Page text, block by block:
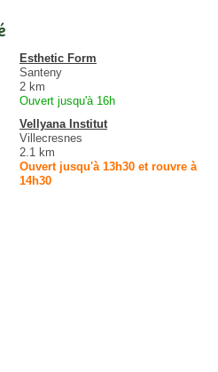
Esthetic Form
Santeny
2 km
Ouvert jusqu'à 16h
Vellyana Institut
Villecresnes
2.1 km
Ouvert jusqu'à 13h30 et rouvre à
14h30